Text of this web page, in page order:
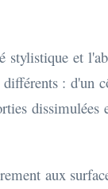
et
: d'un
aux